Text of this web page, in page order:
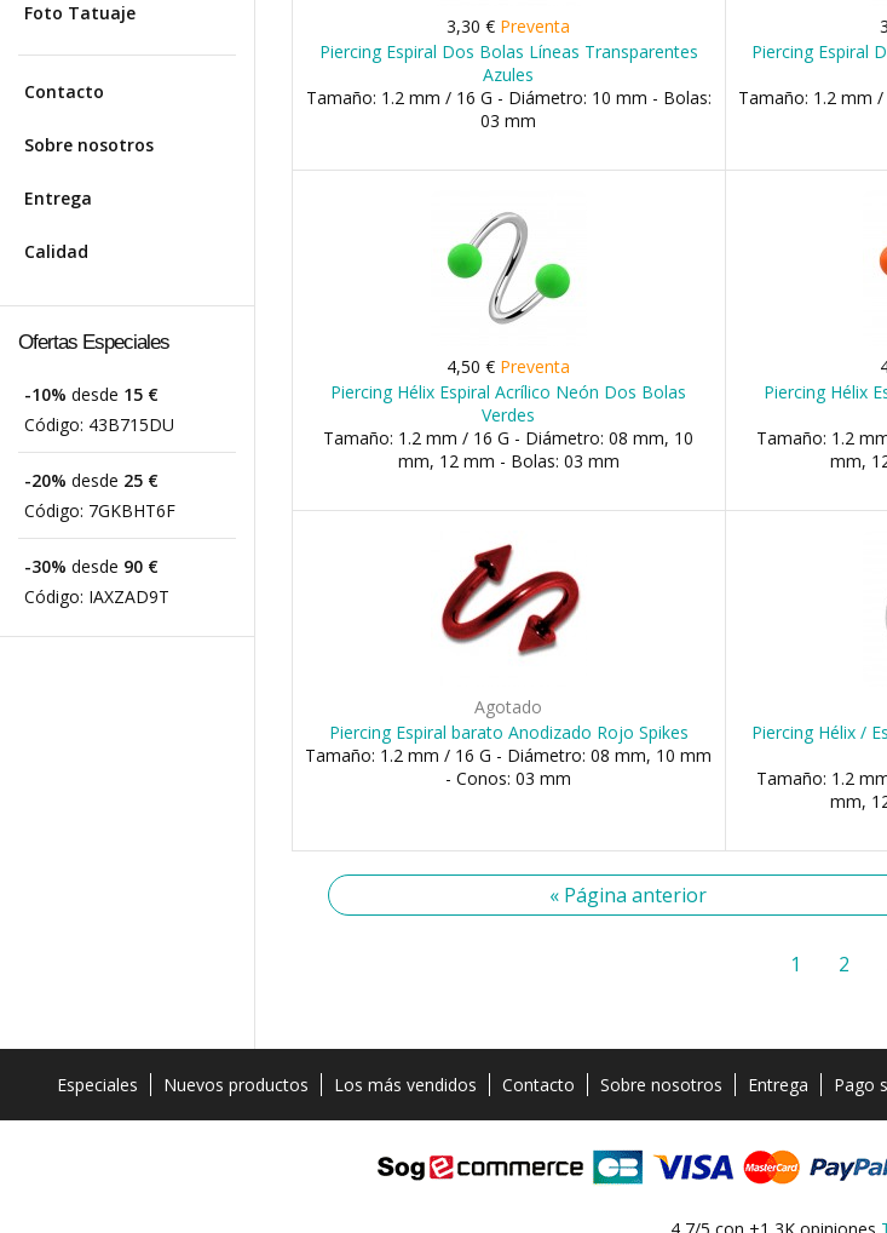
Foto Tatuaje
Contacto
Sobre nosotros
Entrega
Calidad
Ofertas Especiales
-10% desde 15 €
Código: 43B715DU
-20% desde 25 €
Código: 7GKBHT6F
-30% desde 90 €
Código: IAXZAD9T
3,30 € Preventa
Piercing Espiral Dos Bolas Líneas Transparentes
Azules
Tamaño: 1.2 mm / 16 G - Diámetro: 10 mm - Bolas:
03 mm
Piercing Espiral
Tamaño: 1.2 mm
4,50 € Preventa
Piercing Hélix Espiral Acrílico Neón Dos Bolas
Verdes
Tamaño: 1.2 mm / 16 G - Diámetro: 08 mm, 10
mm, 12 mm - Bolas: 03 mm
Piercing Hélix
Tamaño: 1.2
mm,
Agotado
Piercing Espiral barato Anodizado Rojo Spikes
Tamaño: 1.2 mm / 16 G - Diámetro: 08 mm, 10 mm
- Conos: 03 mm
Piercing Hélix /
Tamaño: 1.2
mm,
« Página anterior
1 2
Especiales Nuevos productos Los más vendidos Contacto Sobre nosotros Entrega Pago